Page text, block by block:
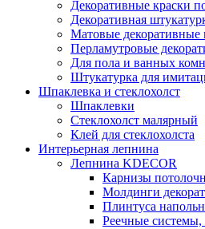
Декоративные краски
Декоративная
Матовые декоративные
Перламутровые
Для пола и ванных
Штукатурка для
Шпаклевка и стеклохолст
Шпаклевки
Стеклохолст малярный
Клей для стеклохолста
Интерьерная лепнина
Лепнина KDECOR
Карнизы
Молдинги
Плинтуса
Реечные системы,